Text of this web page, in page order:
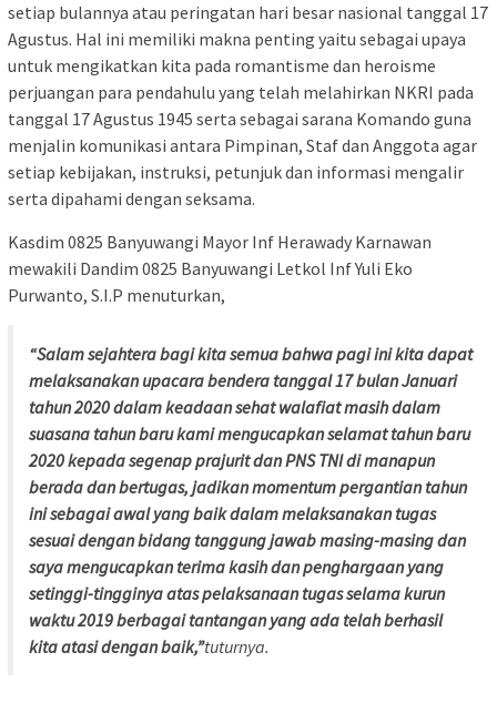
setiap bulannya atau peringatan hari besar nasional tanggal 17
Agustus. Hal ini memiliki makna penting yaitu sebagai upaya
untuk mengikatkan kita pada romantisme dan heroisme
perjuangan para pendahulu yang telah melahirkan NKRI pada
tanggal 17 Agustus 1945 serta sebagai sarana Komando guna
menjalin komunikasi antara Pimpinan, Staf dan Anggota agar
setiap kebijakan, instruksi, petunjuk dan informasi mengalir
serta dipahami dengan seksama.
Kasdim 0825 Banyuwangi Mayor Inf Herawady Karnawan
mewakili Dandim 0825 Banyuwangi Letkol Inf Yuli Eko
Purwanto, S.I.P menuturkan,
“Salam sejahtera bagi kita semua bahwa pagi ini kita dapat
melaksanakan upacara bendera tanggal 17 bulan Januari
tahun 2020 dalam keadaan sehat walafiat masih dalam
suasana tahun baru kami mengucapkan selamat tahun baru
2020 kepada segenap prajurit dan PNS TNI di manapun
berada dan bertugas, jadikan momentum pergantian tahun
ini sebagai awal yang baik dalam melaksanakan tugas
sesuai dengan bidang tanggung jawab masing-masing dan
saya mengucapkan terima kasih dan penghargaan yang
setinggi-tingginya atas pelaksanaan tugas selama kurun
waktu 2019 berbagai tantangan yang ada telah berhasil
kita atasi dengan baik,”tuturnya.